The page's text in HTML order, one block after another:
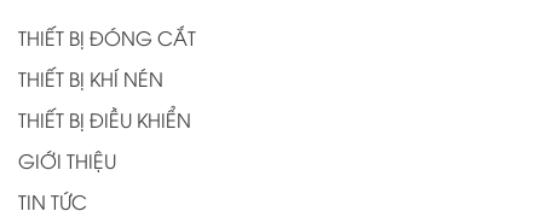
THIẾT BỊ ĐÓNG CẮT
THIẾT BỊ KHÍ NÉN
THIẾT BỊ ĐIỀU KHIỂN
GIỚI THIỆU
TIN TỨC